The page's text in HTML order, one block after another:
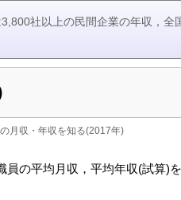
3,800社以上の民間企業の年収，全
月収・年収を知る(2017年)
員の平均月収，平均年収(試算)